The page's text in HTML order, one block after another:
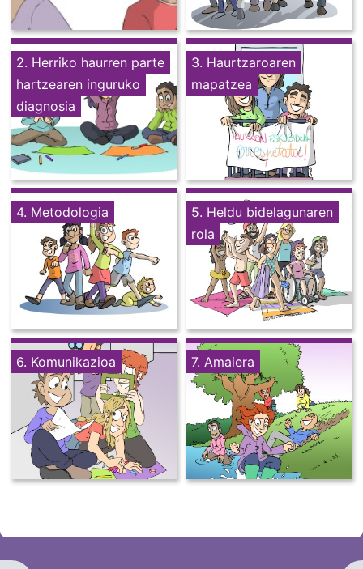
2. Herriko haurren parte
hartzearen inguruko
diagnosia
3. Haurtzaroaren
mapatzea
4. Metodologia
5. Heldu bidelagunaren
rola
6. Komunikazioa 7. Amaiera